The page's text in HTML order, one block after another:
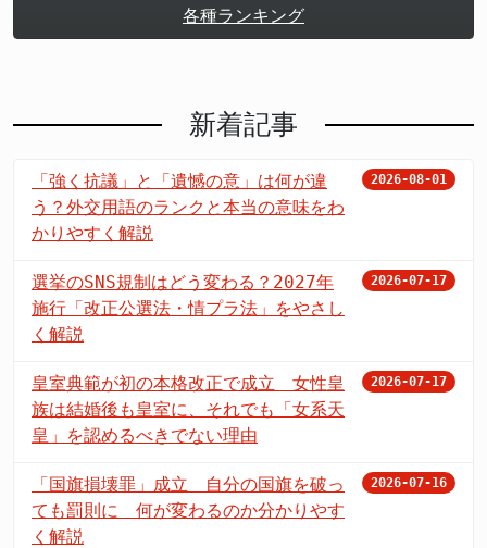
各種ランキング
新着記事
「強く抗議」と「遺憾の意」は何が違
う？外交用語のランクと本当の意味をわ
かりやすく解説
2026-08-01
選挙のSNS規制はどう変わる？2027年
施行「改正公選法・情プラ法」をやさし
く解説
2026-07-17
皇室典範が初の本格改正で成立 女性皇
族は結婚後も皇室に、それでも「女系天
皇」を認めるべきでない理由
2026-07-17
「国旗損壊罪」成立 自分の国旗を破っ
ても罰則に 何が変わるのか分かりやす
く解説
2026-07-16